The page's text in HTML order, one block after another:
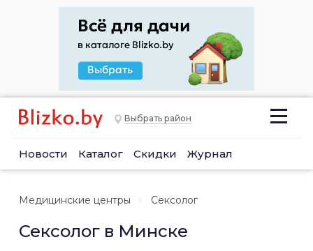
Выбрать район
Новости Каталог Скидки Журнал
Медицинские центры Сексолог
Сексолог в Минске